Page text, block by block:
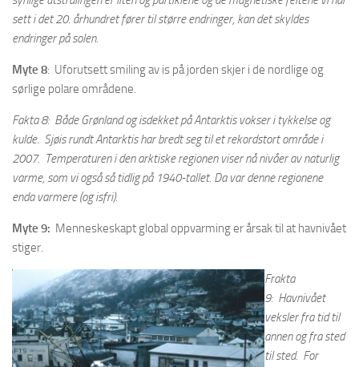
sett i det 20. århundret fører til større endringer, kan det skyldes
endringer på solen.
Myte 8: Uforutsett smiling av is på jorden skjer i de nordlige og
sørlige polare områdene.
Fakta 8: Både Grønland og isdekket på Antarktis vokser i tykkelse og
kulde. Sjøis rundt Antarktis har bredt seg til et rekordstort område i
2007. Temperaturen i den arktiske regionen viser nå nivåer av naturlig
varme, som vi også så tidlig på 1940-tallet. Da var denne regionene
enda varmere (og isfri).
Myte 9: Menneskeskapt global oppvarming er årsak til at havnivået
stiger.
Frakta
9: Havnivået
veksler fra tid til
annen og fra sted
til sted. For